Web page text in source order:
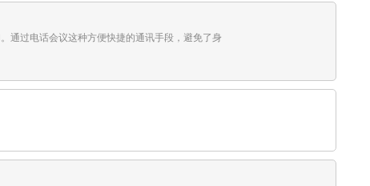
通过电话会议这种方便快捷的通讯手段，避免了身